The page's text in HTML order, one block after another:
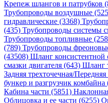
Крепеж шлангов и патрубков
Трубопроводы воздушные
гидравлические (3368)
(435) Трубопроводы системы
Трубопроводы топливные
(789) Трубопроводы
(43508) Шланг консистентной
смазки двигателя (643) Шланг
Задняя трехточечная/
бункер и разгрузчик комбайна
Кабина части (5851)
Облицовка и ее части (6255)